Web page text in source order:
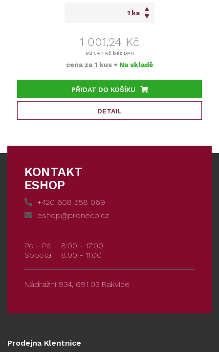
ks
1 001,24 Kč
827,47 Kč bez DPH
cena za 1 kus • Na skladě
PŘIDAT DO KOŠÍKU
DETAIL
KONTAKT
ESHOP
+420 608 558 069
eshop@proneco.cz
Po - Pá
8:00 - 17:00
Sobota
8:00 - 11:00
Nádražní 934, 691 03 Rakvice
Prodejna Klentnice